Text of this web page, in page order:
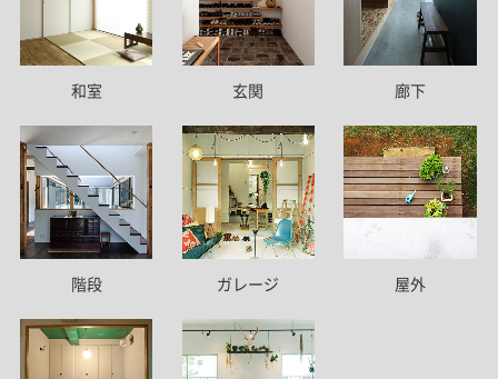
和室 玄関 廊下
階段 ガレージ 屋外